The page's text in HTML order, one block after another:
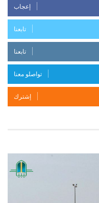
إعجاب
تابعنا
تابعنا
تواصلو معنا
إشترك